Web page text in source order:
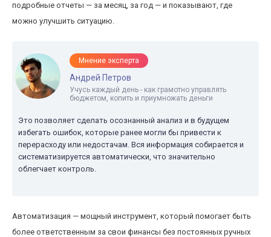
подробные отчеты — за месяц, за год — и показывают, где
можно улучшить ситуацию.
Мнение эксперта
Андрей Петров
Учусь каждый день - как грамотно управлять
бюджетом, копить и приумножать деньги
Это позволяет сделать осознанный анализ и в будущем
избегать ошибок, которые ранее могли бы привести к
перерасходу или недостачам. Вся информация собирается и
систематизируется автоматически, что значительно
облегчает контроль.
Автоматизация — мощный инструмент, который помогает быть
более ответственным за свои финансы без постоянных ручных